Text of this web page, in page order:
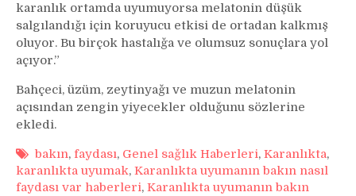
karanlık ortamda uyumuyorsa melatonin düşük
salgılandığı için koruyucu etkisi de ortadan kalkmış
oluyor. Bu birçok hastalığa ve olumsuz sonuçlara yol
açıyor.”
Bahçeci, üzüm, zeytinyağı ve muzun melatonin
açısından zengin yiyecekler olduğunu sözlerine
ekledi.
bakın, faydası, Genel sağlık Haberleri, Karanlıkta,
karanlıkta uyumak, Karanlıkta uyumanın bakın nasıl
faydası var haberleri, Karanlıkta uyumanın bakın